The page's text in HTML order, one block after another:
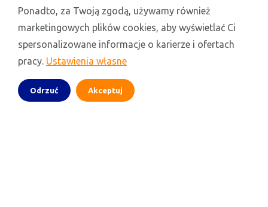
Ponadto, za Twoją zgodą, używamy również
marketingowych plików cookies, aby wyświetlać Ci
spersonalizowane informacje o karierze i ofertach
pracy. Ustawienia własne
Odrzuć Akceptuj